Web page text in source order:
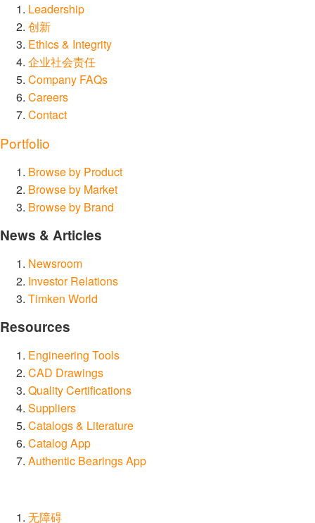
Leadership
创新
Ethics & Integrity
企业社会责任
Company FAQs
Careers
Contact
Portfolio
Browse by Product
Browse by Market
Browse by Brand
News & Articles
Newsroom
Investor Relations
Timken World
Resources
Engineering Tools
CAD Drawings
Quality Certifications
Suppliers
Catalogs & Literature
Catalog App
Authentic Bearings App
无障碍